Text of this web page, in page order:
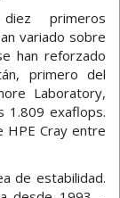
primeros
variado sobre
han reforzado
primero del
Laboratory,
1.809 exaflops.
HPE Cray entre
de estabilidad.